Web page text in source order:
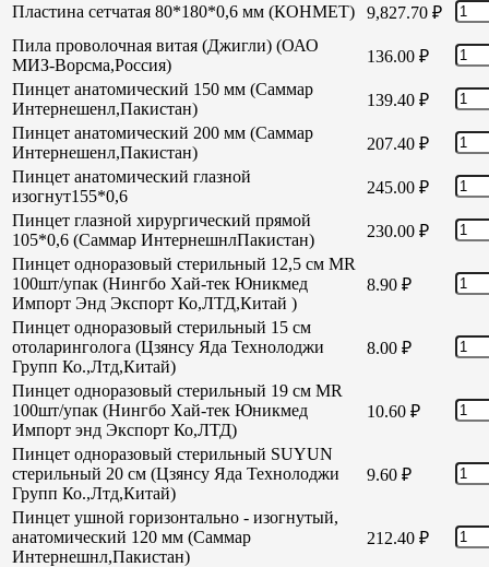
Пластина сетчатая 80*180*0,6 мм (КОНМЕТ) 9,827.70 ₽
Пила проволочная витая (Джигли) (ОАО
МИЗ-Ворсма,Россия)
136.00 ₽
Пинцет анатомический 150 мм (Саммар
Интернешенл,Пакистан)
139.40 ₽
Пинцет анатомический 200 мм (Саммар
Интернешенл,Пакистан)
207.40 ₽
Пинцет анатомический глазной
изогнут155*0,6
245.00 ₽
Пинцет глазной хирургический прямой
105*0,6 (Саммар ИнтернешнлПакистан)
230.00 ₽
Пинцет одноразовый стерильный 12,5 см MR
100шт/упак (Нингбо Хай-тек Юникмед
Импорт Энд Экспорт Ко,ЛТД,Китай )
8.90 ₽
Пинцет одноразовый стерильный 15 см
отоларинголога (Цзянсу Яда Технолоджи
Групп Ко.,Лтд,Китай)
8.00 ₽
Пинцет одноразовый стерильный 19 см MR
100шт/упак (Нингбо Хай-тек Юникмед
Импорт энд Экспорт Ко,ЛТД)
10.60 ₽
Пинцет одноразовый стерильный SUYUN
стерильный 20 см (Цзянсу Яда Технолоджи
Групп Ко.,Лтд,Китай)
9.60 ₽
Пинцет ушной горизонтально - изогнутый,
анатомический 120 мм (Саммар
Интернешнл,Пакистан)
212.40 ₽